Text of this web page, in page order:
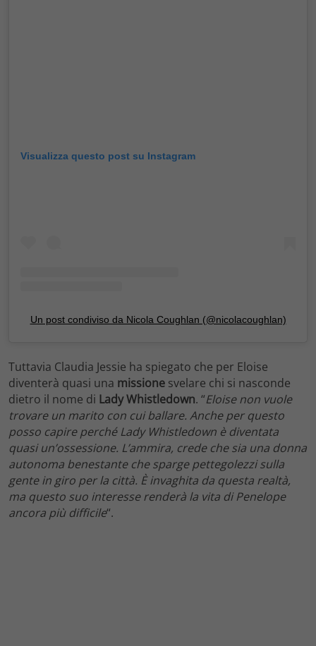
Visualizza questo post su Instagram
Un post condiviso da Nicola Coughlan (@nicolacoughlan)
Tuttavia Claudia Jessie ha spiegato che per Eloise
diventerà quasi una missione svelare chi si nasconde
dietro il nome di Lady Whistledown. “Eloise non vuole
trovare un marito con cui ballare. Anche per questo
posso capire perché Lady Whistledown è diventata
quasi un’ossessione. L’ammira, crede che sia una donna
autonoma benestante che sparge pettegolezzi sulla
gente in giro per la città. È invaghita da questa realtà,
ma questo suo interesse renderà la vita di Penelope
ancora più difficile“.